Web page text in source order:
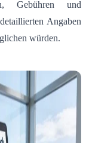
Gebühren und
Angaben
würden.